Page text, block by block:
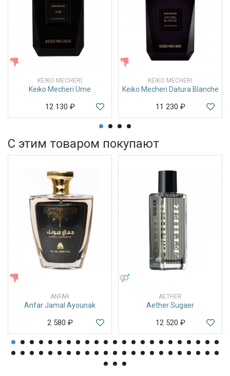
KEIKO MECHERI
Keiko Mecheri Ume
12 130 ₽
ЖЕНСКИЕ
KEIKO MECHERI
Keiko Mecheri Datura Blanche
11 230 ₽
С этим товаром покупают
ANFAR
Anfar Jamal Ayounak
2 580 ₽
AETHER
Aether Sugaer
12 520 ₽